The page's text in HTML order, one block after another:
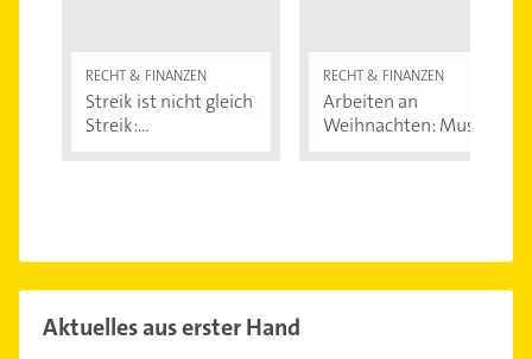
RECHT & FINANZEN
Streik ist nicht gleich
Streik:...
RECHT & FINANZEN
Arbeiten an
Weihnachten: Muss
Aktuelles aus erster Hand